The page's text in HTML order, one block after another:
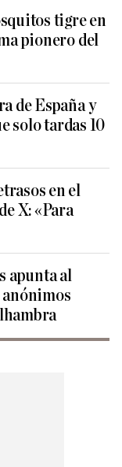
tigre en
pionero del
de España y
solo tardas 10
en el
X: «Para
apunta al